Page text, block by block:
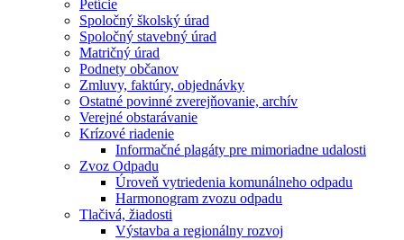
Petície
Spoločný školský úrad
Spoločný stavebný úrad
Matričný úrad
Podnety občanov
Zmluvy, faktúry, objednávky
Ostatné povinné zverejňovanie, archív
Verejné obstarávanie
Krízové riadenie
Informačné plagáty pre mimoriadne udalosti
Zvoz Odpadu
Úroveň vytriedenia komunálneho odpadu
Harmonogram zvozu odpadu
Tlačivá, žiadosti
Výstavba a regionálny rozvoj